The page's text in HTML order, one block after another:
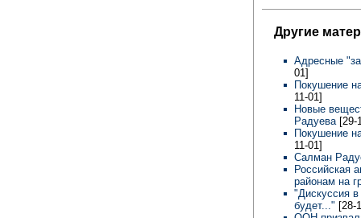
Другие
Адресные
01]
Покушение
11-01]
Новые
Радуева [29-
Покушение
11-01]
Салман
Российская
районам на
"Дискуссия в
будет..." [28-